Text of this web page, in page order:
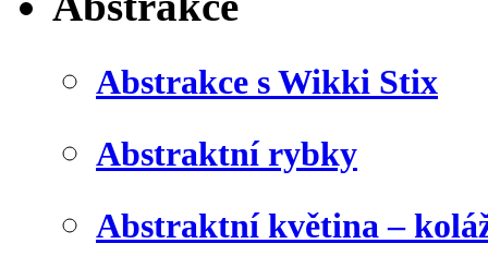
Abstrakce s Wikki Stix
Abstraktní rybky
Abstraktní květina –